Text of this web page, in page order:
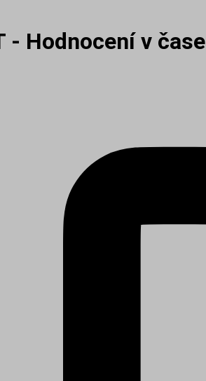
- Hodnocení v čase